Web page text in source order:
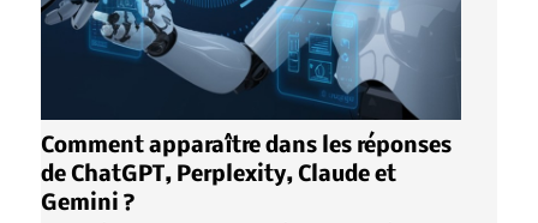
Comment apparaître dans les réponses
de ChatGPT, Perplexity, Claude et
Gemini ?